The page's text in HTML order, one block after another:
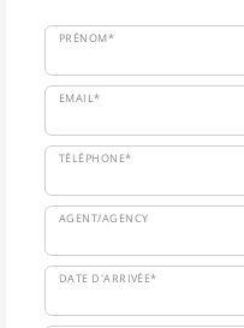
PRÉNOM*
EMAIL*
TÉLÉPHONE*
AGENT/AGENCY
DATE D'ARRIVÉE*